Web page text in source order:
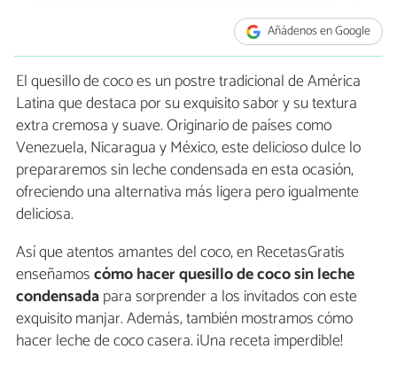
Añádenos en Google
El quesillo de coco es un postre tradicional de América
Latina que destaca por su exquisito sabor y su textura
extra cremosa y suave. Originario de países como
Venezuela, Nicaragua y México, este delicioso dulce lo
prepararemos sin leche condensada en esta ocasión,
ofreciendo una alternativa más ligera pero igualmente
deliciosa.
Así que atentos amantes del coco, en RecetasGratis
enseñamoscómo hacerquesillo de coco sin leche
condensadapara sorprender a los invitados con este
exquisito manjar. Además, también mostramos cómo
hacer leche de coco casera. ¡Una receta imperdible!